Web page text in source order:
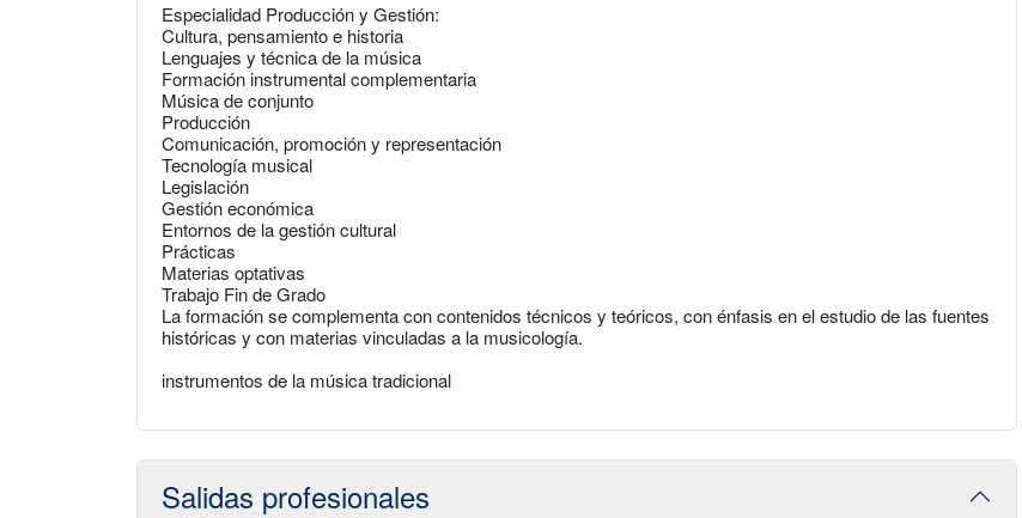
Especialidad Producción y Gestión:
Cultura, pensamiento e historia
Lenguajes y técnica de la música
Formación instrumental complementaria
Música de conjunto
Producción
Comunicación, promoción y representación
Tecnología musical
Legislación
Gestión económica
Entornos de la gestión cultural
Prácticas
Materias optativas
Trabajo Fin de Grado
La formación se complementa con contenidos técnicos y teóricos, con énfasis en el estudio de las fuentes
históricas y con materias vinculadas a la musicología.
instrumentos de la música tradicional
Salidas profesionales